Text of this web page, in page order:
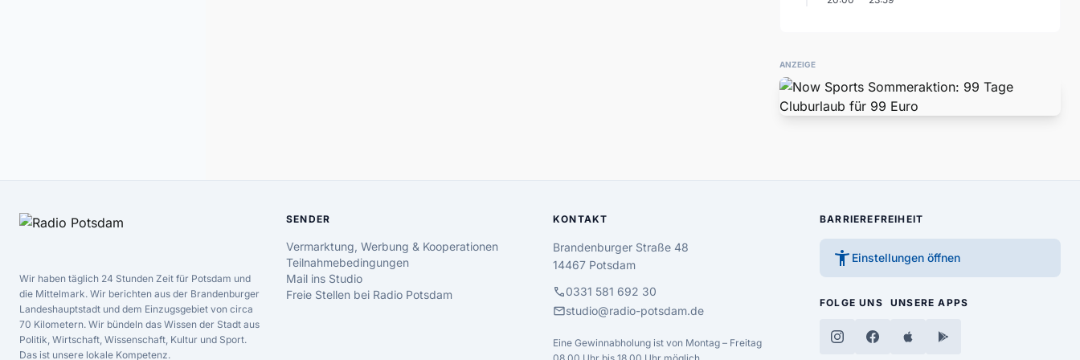
ANZEIGE
Wir haben täglich 24 Stunden Zeit für Potsdam und
die Mittelmark. Wir berichten aus der Brandenburger
Landeshauptstadt und dem Einzugsgebiet von circa
70 Kilometern. Wir bündeln das Wissen der Stadt aus
Politik, Wirtschaft, Wissenschaft, Kultur und Sport.
Das ist unsere lokale Kompetenz.
SENDER
Vermarktung, Werbung & Kooperationen
Teilnahmebedingungen
Mail ins Studio
Freie Stellen bei Radio Potsdam
KONTAKT
Brandenburger Straße 48
14467 Potsdam
call0331 581 692 30
mailstudio@radio-potsdam.de
Eine Gewinnabholung ist von Montag – Freitag
BARRIEREFREIHEIT
accessibility_new Einstellungen öffnen
FOLGE UNS UNSERE APPS